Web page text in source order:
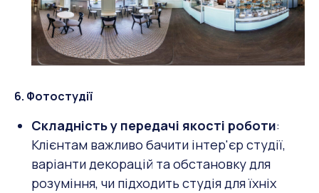
6. Фотостудії
Складність у передачі якості роботи:
Клієнтам важливо бачити інтер'єр студії,
варіанти декорацій та обстановку для
розуміння, чи підходить студія для їхніх